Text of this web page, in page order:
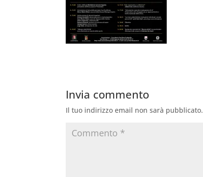
Invia commento
Il tuo indirizzo email non sarà pubblicato.